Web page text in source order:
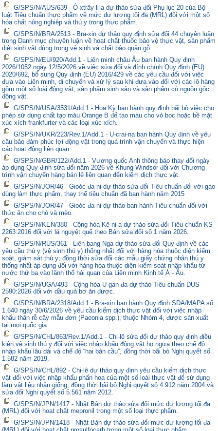
G/SPS/N/AUS/639 - Ô-xtrây-li-a dự thảo sửa đổi Phụ lục 20 của Bộ
luật Tiêu chuẩn thực phẩm về mức dư lượng tối đa (MRL) đối với một số
hóa chất nông nghiệp và thú y trong thực phẩm.
G/SPS/N/BRA/2513 - Bra-xin dự thảo quy định sửa đổi 44 chuyên luận
trong Danh mục chuyên luận về hoạt chất thuốc bảo vệ thực vật, sản phẩm
diệt sinh vật dùng trong vệ sinh và chất bảo quản gỗ.
G/SPS/N/EU/920/Add.1 - Liên minh châu Âu ban hành Quy định
2026/1052 ngày 12/5/2026 về việc sửa đổi và đính chính Quy định (EU)
2020/692, bổ sung Quy định (EU) 2016/429 về các yêu cầu đối với việc
đưa vào Liên minh, di chuyển và xử lý sau khi đưa vào đối với các lô hàng
gồm một số loài động vật, sản phẩm sinh sản và sản phẩm có nguồn gốc
động vật.
G/SPS/N/USA/3531/Add.1 - Hoa Kỳ ban hành quy định bãi bỏ việc cho
phép sử dụng chất tạo màu Orange B để tạo màu cho vỏ bọc hoặc bề mặt
xúc xích frankfurter và các loại xúc xích.
G/SPS/N/UKR/223/Rev.1/Add.1 - U-crai-na ban hành Quy định về yêu
cầu bảo đảm phúc lợi động vật trong quá trình vận chuyển và thực hiện
các hoạt động liên quan.
G/SPS/N/GBR/122/Add.1 - Vương quốc Anh thông báo thay đổi ngày
áp dụng Quy định sửa đổi năm 2026 về Khung Windsor đối với Chương
trình vận chuyển hàng bán lẻ liên quan đến kiểm dịch thực vật.
G/SPS/N/JOR/46 - Gioóc-đa-ni dự thảo sửa đổi Tiêu chuẩn đối với gạo
dùng làm thực phẩm, thay thế tiêu chuẩn đã ban hành năm 2015
G/SPS/N/JOR/47 - Gioóc-đa-ni dự thảo ban hành Tiêu chuẩn đối với
thức ăn cho chó và mèo.
G/SPS/N/KEN/380 - Cộng hòa Kê-ni-a dự thảo sửa đổi Tiêu chuẩn KS
2263:2016 đối với lá nguyệt quế theo Bản sửa đổi số 1 năm 2026.
G/SPS/N/RUS/361 - Liên bang Nga dự thảo sửa đổi Quy định về các
yêu cầu thú y (vệ sinh thú y) thống nhất đối với hàng hóa thuộc diện kiểm
soát, giám sát thú y; đồng thời sửa đổi các mẫu giấy chứng nhận thú y
thống nhất áp dụng đối với hàng hóa thuộc diện kiểm soát nhập khẩu từ
nước thứ ba vào lãnh thổ hải quan của Liên minh Kinh tế Á - Âu.
G/SPS/N/UGA/493 - Cộng hòa U-gan-đa dự thảo Tiêu chuẩn DUS
2590:2026 đối với dầu quả bơ ăn được.
G/SPS/N/BRA/2318/Add.1 - Bra-xin ban hành Quy định SDA/MAPA số
1.640 ngày 30/6/2026 về yêu cầu kiểm dịch thực vật đối với việc nhập
khẩu thân rễ cây mẫu đơn (Paeonia spp.), thuộc Nhóm 4, được sản xuất
tại mọi quốc gia.
G/SPS/N/CHL/863/Rev.1/Add.1 - Chi-lê sửa đổi dự thảo quy định điều
kiện vệ sinh thú y đối với việc nhập khẩu động vật họ ngựa theo chế độ
nhập khẩu lâu dài và chế độ “hai bán cầu”, đồng thời bãi bỏ Nghị quyết số
1.582 năm 2019.
G/SPS/N/CHL/892 - Chi-lê dự thảo quy định yêu cầu kiểm dịch thực
vật đối với việc nhập khẩu phấn hoa của một số loài thực vật để sử dụng
làm vật liệu nhân giống; đồng thời bãi bỏ Nghị quyết số 4.912 năm 2004 và
sửa đổi Nghị quyết số 5.561 năm 2012.
G/SPS/N/JPN/1417 - Nhật Bản dự thảo sửa đổi mức dư lượng tối đa
(MRL) đối với hoạt chất mepronil trong một số loại thực phẩm.
G/SPS/N/JPN/1418 - Nhật Bản dự thảo sửa đổi mức dư lượng tối đa